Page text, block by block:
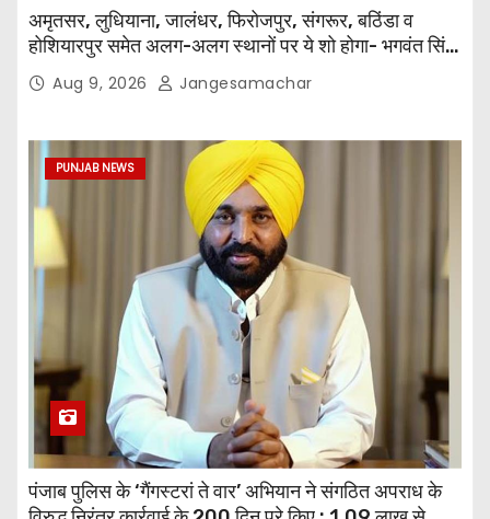
अमृतसर, लुधियाना, जालंधर, फिरोजपुर, संगरूर, बठिंडा व
होशियारपुर समेत अलग-अलग स्थानों पर ये शो होगा- भगवंत सिंह
मान Aug 9, 2026 Jangesamachar
PUNJAB NEWS
पंजाब पुलिस के ‘गैंगस्टरां ते वार’ अभियान ने संगठित अपराध के